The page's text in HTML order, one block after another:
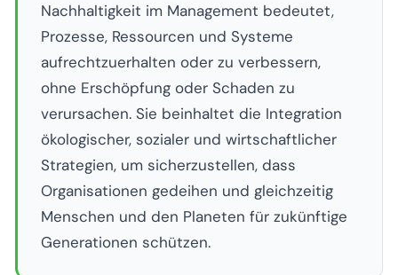
Nachhaltigkeit im Management bedeutet,
Prozesse, Ressourcen und Systeme
aufrechtzuerhalten oder zu verbessern,
ohne Erschöpfung oder Schaden zu
verursachen. Sie beinhaltet die Integration
ökologischer, sozialer und wirtschaftlicher
Strategien, um sicherzustellen, dass
Organisationen gedeihen und gleichzeitig
Menschen und den Planeten für zukünftige
Generationen schützen.